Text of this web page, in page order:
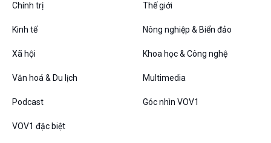
Thanh âm ký sự
Chân dung cuộc sống
Chính trị Thế giới
Kinh tế Nông nghiệp & Biển đảo
Xã hội Khoa học & Công nghệ
Văn hoá & Du lịch Multimedia
Podcast Góc nhìn VOV1
VOV1 đặc biệt